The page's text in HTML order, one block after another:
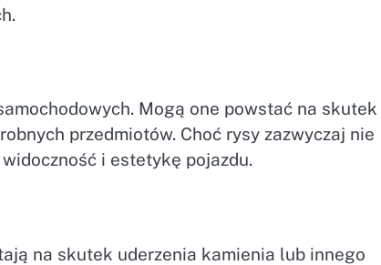
Mogą one powstać na skutek
przedmiotów. Choć rysy zazwyczaj nie
i estetykę pojazdu.
na skutek uderzenia kamienia lub innego